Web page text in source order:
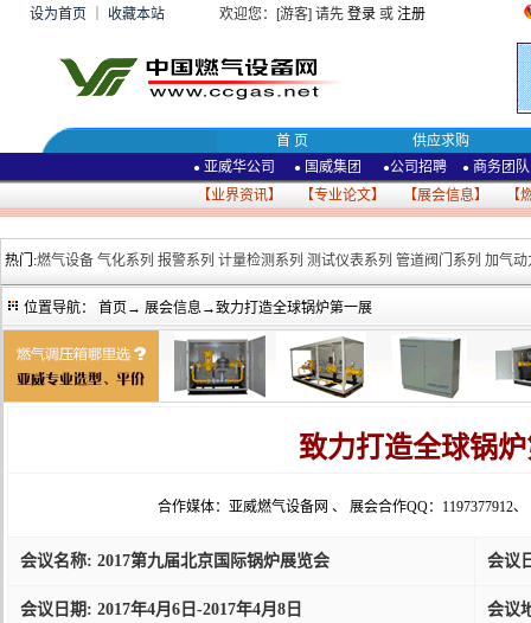
设为首页 收藏本站 欢迎您：[游客] 请先 登录或 注册
首 页 供应求购
● 亚威华公司 ● 国威集团 ●公司招聘 ● 商务团队
【业界资讯】 【专业论文】 【展会信息】 【
热门:燃气设备 气化系列 报警系列 计量检测系列 测试仪表系列 管道阀门系列 加气动
位置导航： 首页 → 展会信息→致力打造全球锅炉第一展
致力打造全球锅
合作媒体：亚威燃气设备网 、 展会合作QQ：1197377912、
会议名称: 2017第九届北京国际锅炉展览会 会议
会议日期: 2017年4月6日-2017年4月8日 会议